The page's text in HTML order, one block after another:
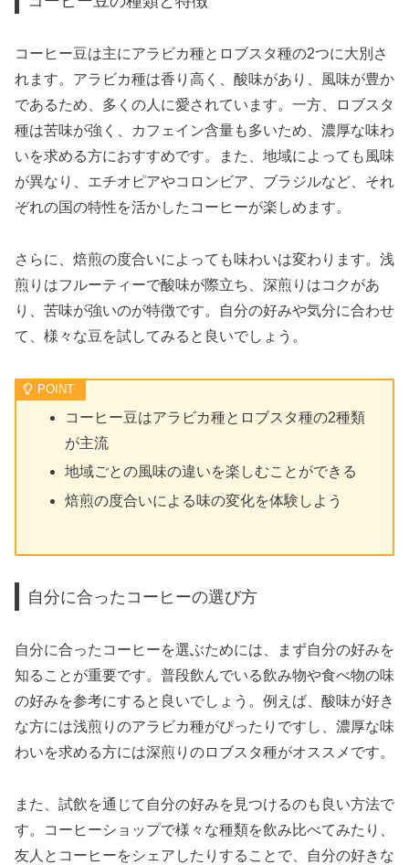
コーヒー豆は主にアラビカ種とロブスタ種の2つに大別さ
れます。アラビカ種は香り高く、酸味があり、風味が豊か
であるため、多くの人に愛されています。一方、ロブスタ
種は苦味が強く、カフェイン含量も多いため、濃厚な味わ
いを求める方におすすめです。また、地域によっても風味
が異なり、エチオピアやコロンビア、ブラジルなど、それ
ぞれの国の特性を活かしたコーヒーが楽しめます。
さらに、焙煎の度合いによっても味わいは変わります。浅
煎りはフルーティーで酸味が際立ち、深煎りはコクがあ
り、苦味が強いのが特徴です。自分の好みや気分に合わせ
て、様々な豆を試してみると良いでしょう。
コーヒー豆はアラビカ種とロブスタ種の2種類
が主流
地域ごとの風味の違いを楽しむことができる
焙煎の度合いによる味の変化を体験しよう
自分に合ったコーヒーの選び方
自分に合ったコーヒーを選ぶためには、まず自分の好みを
知ることが重要です。普段飲んでいる飲み物や食べ物の味
の好みを参考にすると良いでしょう。例えば、酸味が好き
な方には浅煎りのアラビカ種がぴったりですし、濃厚な味
わいを求める方には深煎りのロブスタ種がオススメです。
また、試飲を通じて自分の好みを見つけるのも良い方法で
す。コーヒーショップで様々な種類を飲み比べてみたり、
友人とコーヒーをシェアしたりすることで、自分の好きな